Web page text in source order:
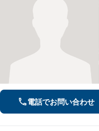
電話でお問い合わせ